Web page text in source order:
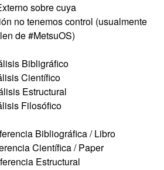
sobre cuya
no tenemos control (usualmente
de #MetsuOS)
Bibligráfico
Científico
Estructural
Filosófico
Bibliográfica / Libro
Científica / Paper
Estructural